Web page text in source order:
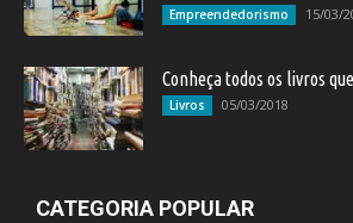
Empreendedorismo 15/03/
Conheça todos os livros
Livros 05/03/2018
CATEGORIA POPULAR